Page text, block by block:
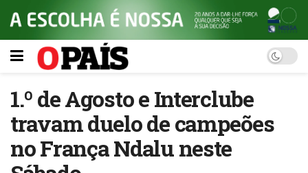
1.º de Agosto e Interclube
travam duelo de campeões
no França Ndalu neste